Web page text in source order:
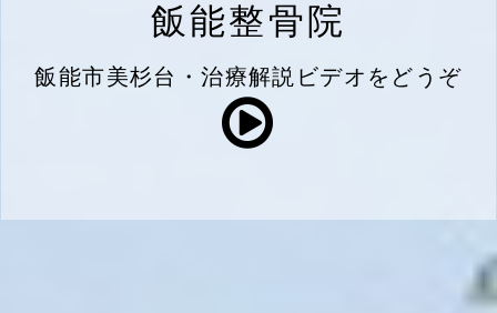
飯能整骨院
飯能市美杉台・治療解説ビデオをどうぞ